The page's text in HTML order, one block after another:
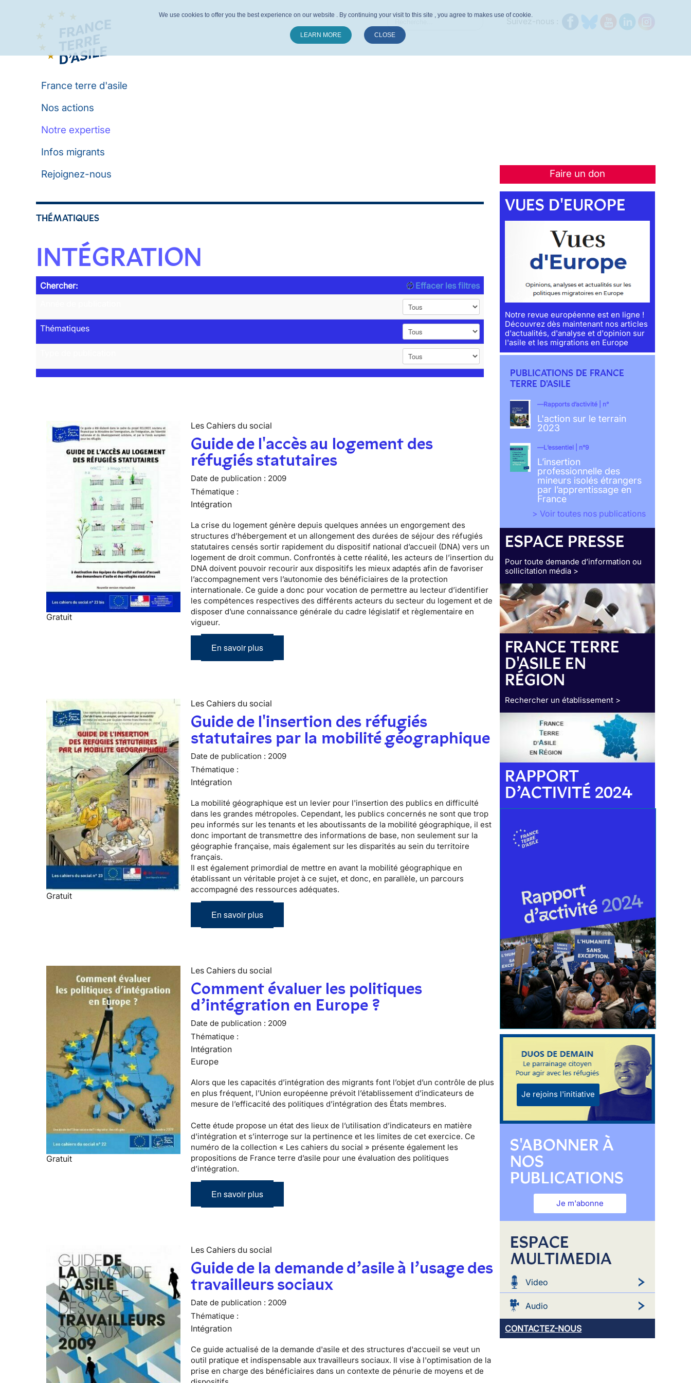
France terre d'asile
Nos actions
Notre expertise
Infos migrants
Faire un don
Rejoignez-nous
THÉMATIQUES
INTÉGRATION
Chercher:
Effacer les filtres
Thématiques
Gratuit
Les Cahiers du social
Guide de l'accès au logement des
réfugiés statutaires
Date de publication : 2009
Thématique :
Intégration
Lacrise du logement génère depuis quelques années un engorgement des
structures d’hébergement et un allongement des durées de séjour des réfugiés
statutaires censés sortir rapidement dudispositif national d’accueil (DNA) vers un
logement de droit commun. Confrontés à cette réalité, les acteurs de l’insertion du
DNA doivent pouvoir recourir aux dispositifs les mieux adaptés afin de favoriser
l’accompagnement vers l’autonomie des bénéficiaires de la protection
internationale. Ce guide a donc pour vocation de permettre au lecteur d’identifier
les compétences respectives des différents acteurs du secteur du logement et de
disposer d’une connaissance générale du cadre législatif et règlementaire en
vigueur.
En savoir plus
Gratuit
Les Cahiers du social
Guide de l'insertion des réfugiés
statutaires par la mobilité géographique
Date de publication : 2009
Thématique :
Intégration
La mobilité géographique est un levier pour l'insertion des publics en difficulté
dans les grandes métropoles. Cependant, les publics concernés ne sont que trop
peu informés sur les tenants et les aboutissants de la mobilité géographique, il est
donc important de transmettre des informations de base, non seulement sur la
géographie française, mais également sur les disparités au sein du territoire
français.
Il est également primordial de mettre en avant la mobilité géographique en
établissant un véritable projet à ce sujet, et donc, en parallèle, un parcours
accompagné des ressources adéquates.
En savoir plus
Gratuit
Les Cahiers du social
Comment évaluer les politiques
d’intégration en Europe ?
Date de publication : 2009
Thématique :
Intégration
Europe
Alors que les capacités d’intégration des migrants font l’objet d’un contrôle de plus
en plus fréquent, l’Union européenne prévoit l’établissement d’indicateurs de
mesure de l’efficacité des politiques d’intégration des États membres.
Cette étude propose un état des lieux de l’utilisation d’indicateurs en matière
d'intégration et s’interroge sur la pertinence et les limites de cet exercice. Ce
numéro de la collection « Les cahiers du social » présente également les
propositions de France terre d’asile pour une évaluation des politiques
d’intégration.
En savoir plus
Les Cahiers du social
Guide de la demande d’asile à l’usage des
travailleurs sociaux
Date de publication : 2009
Thématique :
Intégration
Ce guide actualisé de la demande d'asile et des structures d'accueil se veut un
outil pratique et indispensable aux travailleurs sociaux. Il vise à l'optimisation de la
prise en charge des bénéficiaires dans un contexte de pénurie de moyens et de
VUES D'EUROPE
Notre revue européenne est en ligne !
Découvrez dès maintenant nos articles
d'actualités, d'analyse et d'opinion sur
l'asile et les migrations en Europe
PUBLICATIONS DE FRANCE
TERRE D'ASILE
Rapports d’activité | n°
L'action sur le terrain
2023
L’essentiel | n°9
L’insertion
professionnelle des
mineurs isolés étrangers
par l’apprentissage en
France
> Voir toutes nos publications
ESPACE PRESSE
Pour toute demande d’information ou
sollicitation média >
FRANCE TERRE
D'ASILE EN
RÉGION
Rechercher un établissement >
RAPPORT
D’ACTIVITÉ 2024
Je rejoins l'initiative
S'ABONNER À
NOS
PUBLICATIONS
Je m'abonne
ESPACE
MULTIMEDIA
Video
Audio
CONTACTEZ-NOUS
We use cookies to offer you the best experience on our website . By continuing your visit to this site , you agree to makes use of cookie.
LEARN MORE CLOSE